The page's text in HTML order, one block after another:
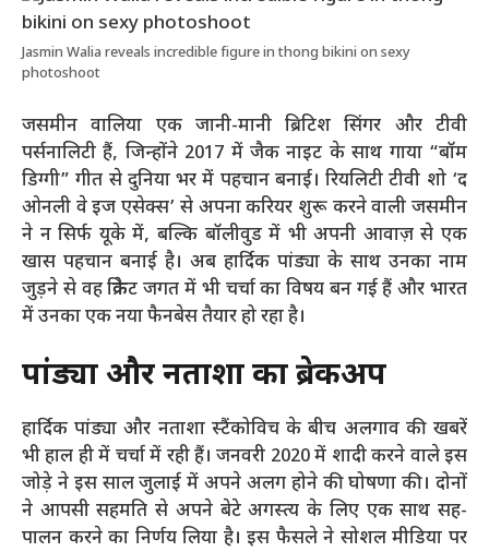
Jasmin Walia reveals incredible figure in thong bikini on sexy
photoshoot
जसमीन वालिया एक जानी-मानी ब्रिटिश सिंगर और टीवी
पर्सनालिटी हैं, जिन्होंने 2017 में जैक नाइट के साथ गाया “बॉम
डिग्गी” गीत से दुनिया भर में पहचान बनाई। रियलिटी टीवी शो ‘द
ओनली वे इज एसेक्स’ से अपना करियर शुरू करने वाली जसमीन
ने न सिर्फ यूके में, बल्कि बॉलीवुड में भी अपनी आवाज़ से एक
खास पहचान बनाई है। अब हार्दिक पांड्या के साथ उनका नाम
जुड़ने से वह क्रिकेट जगत में भी चर्चा का विषय बन गई हैं और भारत
में उनका एक नया फैनबेस तैयार हो रहा है।
पांड्या और नताशा का ब्रेकअप
हार्दिक पांड्या और नताशा स्टैंकोविच के बीच अलगाव की खबरें
भी हाल ही में चर्चा में रही हैं। जनवरी 2020 में शादी करने वाले इस
जोड़े ने इस साल जुलाई में अपने अलग होने की घोषणा की। दोनों
ने आपसी सहमति से अपने बेटे अगस्त्य के लिए एक साथ सह-
पालन करने का निर्णय लिया है। इस फैसले ने सोशल मीडिया पर